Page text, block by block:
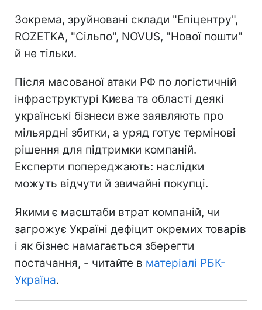
Зокрема, зруйновані склади "Епіцентру",
ROZETKA, "Сільпо", NOVUS, "Нової пошти"
й не тільки.
Після масованої атаки РФ по логістичній
інфраструктурі Києва та області деякі
українські бізнеси вже заявляють про
мільярдні збитки, а уряд готує термінові
рішення для підтримки компаній.
Експерти попереджають: наслідки
можуть відчути й звичайні покупці.
Якими є масштаби втрат компаній, чи
загрожує Україні дефіцит окремих товарів
і як бізнес намагається зберегти
постачання, - читайте в матеріалі РБК-
Україна.